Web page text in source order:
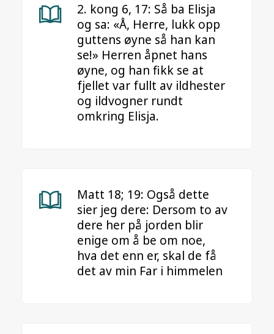
2. kong 6, 17: Så ba Elisja
og sa: «Å, Herre, lukk opp
guttens øyne så han kan
se!» Herren åpnet hans
øyne, og han fikk se at
fjellet var fullt av ildhester
og ildvogner rundt
omkring Elisja.
Matt 18; 19: Også dette
sier jeg dere: Dersom to av
dere her på jorden blir
enige om å be om noe,
hva det enn er, skal de få
det av min Far i himmelen